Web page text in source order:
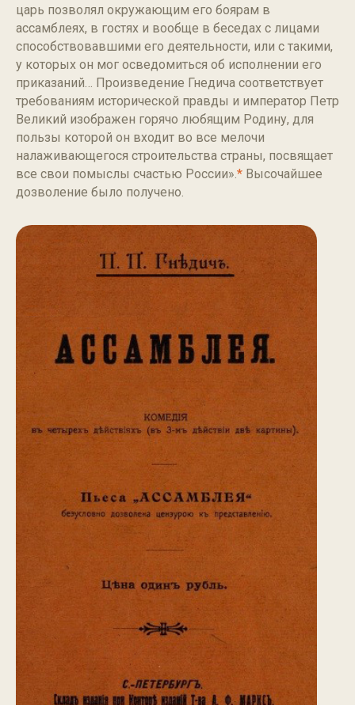
царь позволял окружающим его боярам в
ассамблеях, в гостях и вообще в беседах с лицами
способствовавшими его деятельности, или с такими,
у которых он мог осведомиться об исполнении его
приказаний… Произведение Гнедича соответствует
требованиям исторической правды и император Петр
Великий изображен горячо любящим Родину, для
пользы которой он входит во все мелочи
налаживающегося строительства страны, посвящает
все свои помыслы счастью России».* Высочайшее
дозволение было получено.